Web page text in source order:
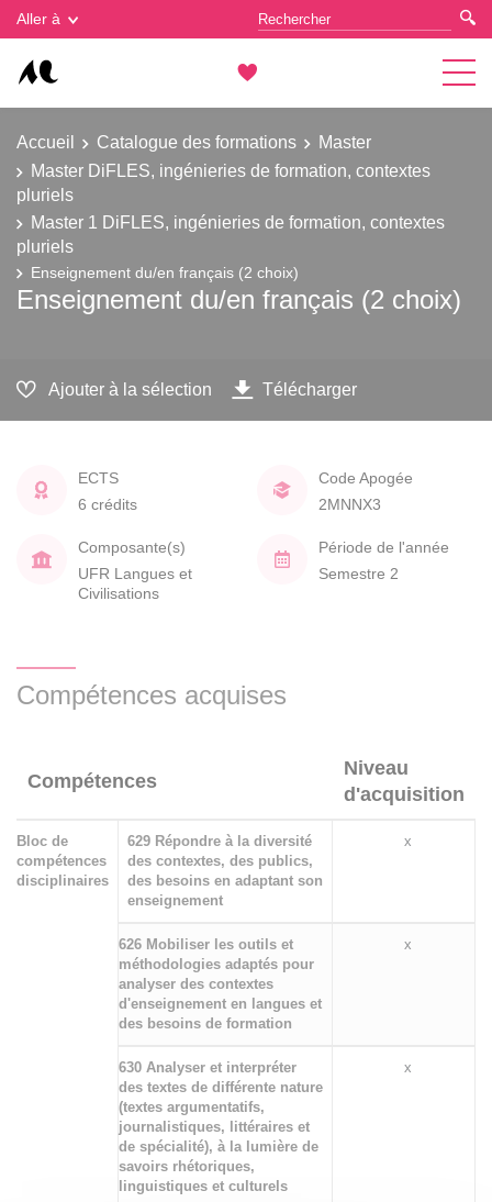
Aller à
Accueil Catalogue des formations
Master
Master DiFLES, ingénieries de formation, contextes
pluriels
Master 1 DiFLES, ingénieries de formation, contextes
pluriels
Enseignement du/en français (2 choix)
Enseignement du/en français (2 choix)
Ajouter à la sélection Télécharger
ECTS
6 crédits
Code Apogée
2MNNX3
Composante(s)
UFR Langues et
Civilisations
Période de l'année
Semestre 2
Compétences acquises
Compétences
Niveau
d'acquisition
Bloc de
compétences
disciplinaires
629 Répondre à la diversité
des contextes, des publics,
des besoins en adaptant son
enseignement
x
626 Mobiliser les outils et
méthodologies adaptés pour
analyser des contextes
d'enseignement en langues et
des besoins de formation
x
630 Analyser et interpréter
des textes de différente nature
(textes argumentatifs,
journalistiques, littéraires et
de spécialité), à la lumière de
savoirs rhétoriques,
linguistiques et culturels
x
Gestion des cookies